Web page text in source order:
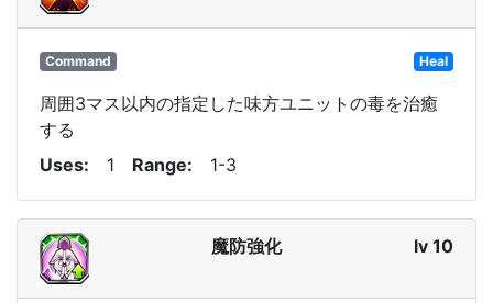
Command Heal
周囲3マス以内の指定した味方ユニットの毒を治癒
する
Uses
1 Range 1-3
魔防強化 lv 10